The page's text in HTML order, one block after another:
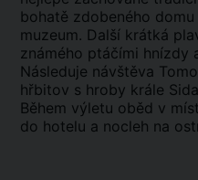
bohatě zdobeného
muzeum. Další krátká
známého ptáčími hnízdy
Následuje návštěva
hřbitov s hroby krále
Během výletu oběd v
do hotelu a nocleh na